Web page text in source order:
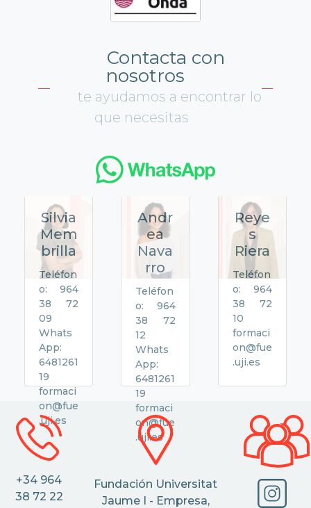
Contacta con
nosotros
te ayudamos a encontrar lo
que necesitas
Silvia
Mem
brilla
Teléfon
o: 964
38 72
09
Whats
App:
6481261
19
formaci
on@fue
.uji.es
Andr
ea
Nava
rro
Teléfon
o: 964
38 72
12
Whats
App:
6481261
19
formaci
on@fue
.uji.es
Reye
s
Riera
Teléfon
o: 964
38 72
10
formaci
on@fue
.uji.es
+34 964
38 72 22
Fundación Universitat
Jaume I - Empresa,